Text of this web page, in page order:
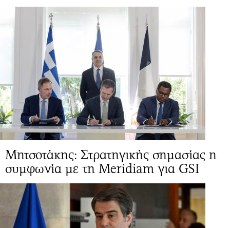
Μητσοτάκης: Στρατηγικής σημασίας η
συμφωνία με τη Meridiam για GSI